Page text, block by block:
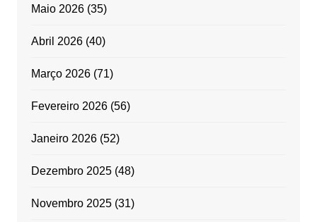
Maio 2026(35)
Abril 2026(40)
Março 2026(71)
Fevereiro 2026(56)
Janeiro 2026(52)
Dezembro 2025(48)
Novembro 2025(31)